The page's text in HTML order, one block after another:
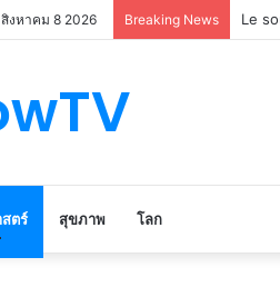
สิงหาคม 8 2026 Breaking News Le
ตร์ สุขภาพ โลก